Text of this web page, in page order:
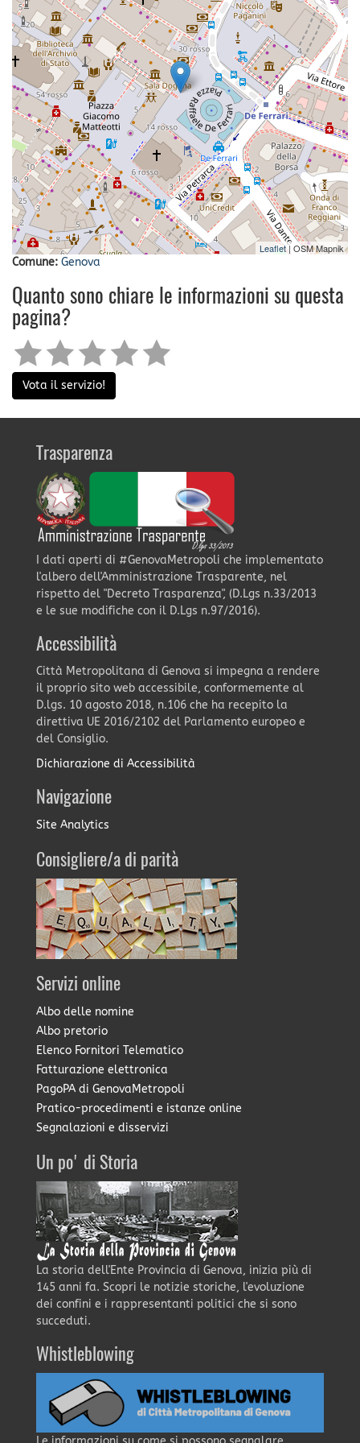
Leaflet| OSM Mapnik
Comune: Genova
Quanto sono chiare le informazioni su questa
pagina?
Vota il servizio!
Trasparenza
I dati aperti di #GenovaMetropoli che implementato
l'albero dell'Amministrazione Trasparente, nel
rispetto del "Decreto Trasparenza", (D.Lgs n.33/2013
e le sue modifiche con il D.Lgs n.97/2016).
Accessibilità
Città Metropolitana di Genova si impegna a rendere
il proprio sito web accessibile, conformemente al
D.lgs. 10 agosto 2018, n.106 che ha recepito la
direttiva UE 2016/2102 del Parlamento europeo e
del Consiglio.
Dichiarazione di Accessibilità
Navigazione
Site Analytics
Consigliere/a di parità
Servizi online
Albo delle nomine
Albo pretorio
Elenco Fornitori Telematico
Fatturazione elettronica
PagoPA di GenovaMetropoli
Pratico-procedimenti e istanze online
Segnalazioni e disservizi
Un po' di Storia
La storia dell'Ente Provincia di Genova, inizia più di
145 anni fa. Scopri le notizie storiche, l'evoluzione
dei confini e i rappresentanti politici che si sono
succeduti.
Whistleblowing